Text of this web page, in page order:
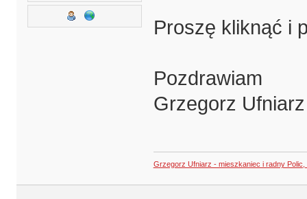
Proszę kliknąć i
Pozdrawiam
Grzegorz Ufniarz
Grzegorz Ufniarz - mieszkaniec i radny